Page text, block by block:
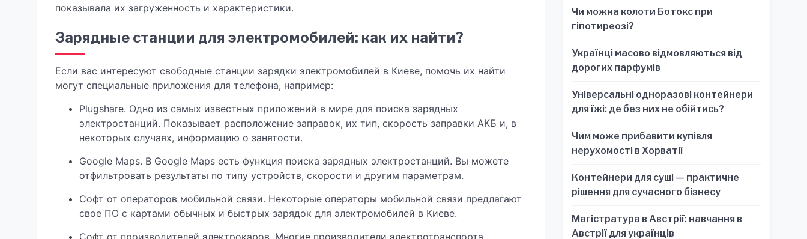
показывала их загруженность и характеристики.
Зарядные станции для электромобилей: как их найти?
Если вас интересуют свободные станции зарядки электромобилей в Киеве, помочь их найти
могут специальные приложения для телефона, например:
Plugshare. Одно из самых известных приложений в мире для поиска зарядных
электростанций. Показывает расположение заправок, их тип, скорость заправки АКБ и, в
некоторых случаях, информацию о занятости.
Google Maps. В Google Maps есть функция поиска зарядных электростанций. Вы можете
отфильтровать результаты по типу устройств, скорости и другим параметрам.
Софт от операторов мобильной связи. Некоторые операторы мобильной связи предлагают
свое ПО с картами обычных и быстрых зарядок для электромобилей в Киеве.
Софт от производителей электрокаров. Многие производители электротранспорта
решений
Чи можна колоти Ботокс при
гіпотиреозі?
Українці масово відмовляються від
дорогих парфумів
Універсальні одноразові контейнери
для їжі: де без них не обійтись?
Чим може прибавити купівля
нерухомості в Хорватії
Контейнери для суші — практичне
рішення для сучасного бізнесу
Магістратура в Австрії: навчання в
Австрії для українців